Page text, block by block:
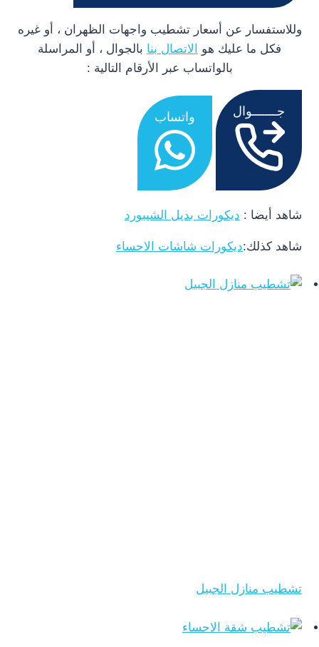
وللاستفسار عن أسعار تشطيب واجهات الظهران ، أو غيره
فكل ما عليك هو
الاتصال بنا بالجوال ، أو المراسلة
بالواتساب عبر الأرقام التالية :
جـــــــوال واتساب
شاهد أيضا : ديكورات بديل الشيبورد
شاهد كذلك:ديكورات شاشات الاحساء
تشطيب منازل الجبيل